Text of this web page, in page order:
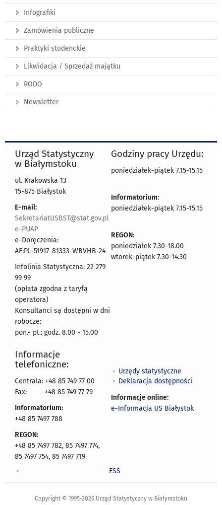
Infografiki
Zamówienia publiczne
Praktyki studenckie
Likwidacja / Sprzedaż majątku
RODO
Newsletter
Urząd Statystyczny
w Białymstoku
ul. Krakowska 13
15-875 Białystok
E-mail:
SekretariatUSBST@stat.gov.pl
e-PUAP
e-Doręczenia:
AE:PL-51917-81333-WBVHB-24
Infolinia Statystyczna: 22 279
99 99
(opłata zgodna z taryfą
operatora)
Konsultanci są dostępni w dni
robocze:
pon.- pt.: godz. 8.00 - 15.00
Godziny pracy Urzędu:
poniedziałek-piątek 7.15-15.15
Informatorium:
poniedziałek-piątek 7.15-15.15
REGON:
poniedziałek 7.30-18.00
wtorek-piątek 7.30-14.30
Informacje
telefoniczne:
Centrala: +48 85 749 77 00
Fax:
+48 85 749 77 79
Informatorium:
+48 85 7497 788
REGON:
+48 85 7497 782, 85 7497 774,
85 7497 754, 85 7497 719
Urzędy statystyczne
Deklaracja dostępności
Informacje online:
e-Informacja US Białystok
ESS
Copyright © 1995-2026 Urząd Statystyczny w Białymstoku